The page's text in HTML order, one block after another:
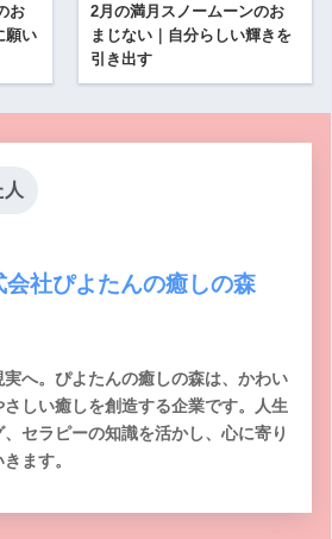
お
願い
2月の満月スノームーンのお
まじない｜自分らしい輝きを
引き出す
会社ぴよたんの癒しの森
へ。ぴよたんの癒しの森は、かわい
しい癒しを創造する企業です。人生
セラピーの知識を活かし、心に寄り
ます。